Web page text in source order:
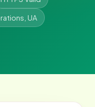
UA